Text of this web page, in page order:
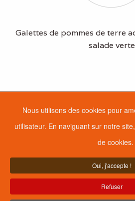
Nous utilisons des cookies pour
utilisateur. En naviguant sur notre
de cookies.
Oui, j'accepte !
Refuser
Galettes de pommes de terre
salade verte